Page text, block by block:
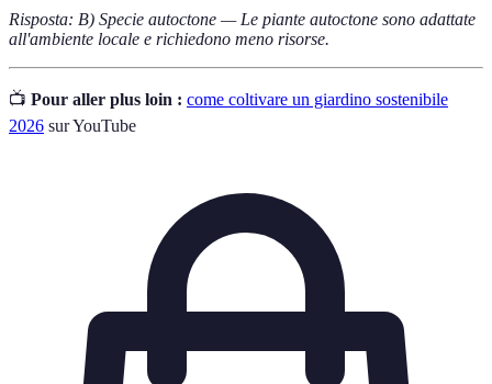
Risposta: B) Specie autoctone — Le piante autoctone sono adattate
all'ambiente locale e richiedono meno risorse.
📺 Pour aller plus loin : come coltivare un giardino sostenibile
2026 sur YouTube